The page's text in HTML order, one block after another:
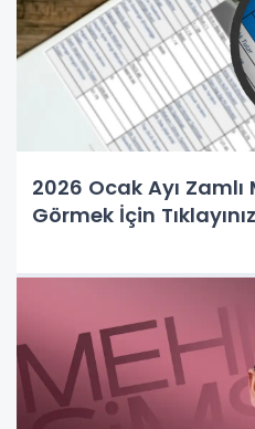
2026 Ocak Ayı
Görmek İçin Tıklayınız